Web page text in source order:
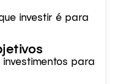
investir é para
para